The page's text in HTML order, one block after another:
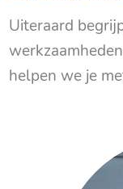
Uiteraard
helpen we je